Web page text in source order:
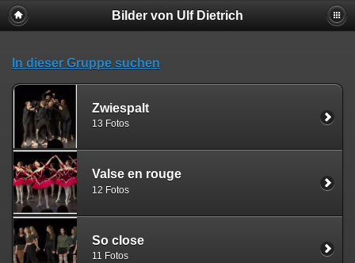
Bilder von Ulf Dietrich
In dieser Gruppe suchen
Zwiespalt
13 Fotos
Valse en rouge
12 Fotos
So close
11 Fotos